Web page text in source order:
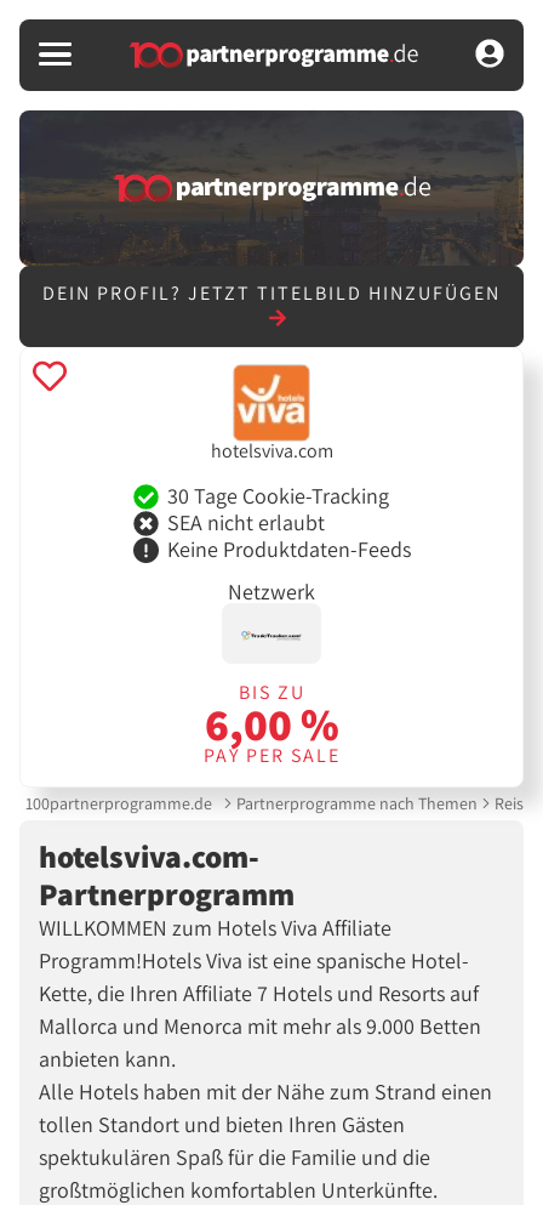
DEIN PROFIL? JETZT TITELBILD HINZUFÜGEN
hotelsviva.com
30 Tage Cookie-Tracking
SEA nicht erlaubt
Keine Produktdaten-Feeds
Netzwerk
BIS ZU
6,00 %
PAY PER SALE
100partnerprogramme.de Partnerprogramme nach Themen Reise
hotelsviva.com-
Partnerprogramm
WILLKOMMEN zum Hotels Viva Affiliate
Programm!Hotels Viva ist eine spanische Hotel-
Kette, die Ihren Affiliate 7 Hotels und Resorts auf
Mallorca und Menorca mit mehr als 9.000 Betten
anbieten kann.
Alle Hotels haben mit der Nähe zum Strand einen
tollen Standort und bieten Ihren Gästen
spektukulären Spaß für die Familie und die
großtmöglichen komfortablen Unterkünfte.